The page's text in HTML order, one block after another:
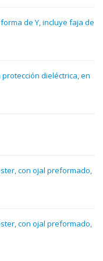
de Y, incluye faja de
dieléctrica, en
con ojal preformado,
con ojal preformado,